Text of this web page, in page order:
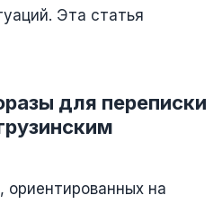
Эта статья
для переписки
ориентированных на